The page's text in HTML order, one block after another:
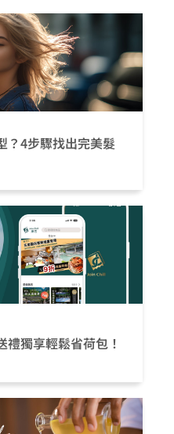
？4步驟找出完美髮
獨享輕鬆省荷包！